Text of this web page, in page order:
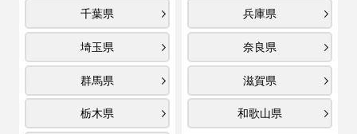
千葉県
埼玉県
群馬県
栃木県
兵庫県
奈良県
滋賀県
和歌山県